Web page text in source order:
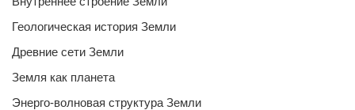
Геологическая история Земли
Древние сети Земли
Земля как планета
Энерго-волновая структура Земли